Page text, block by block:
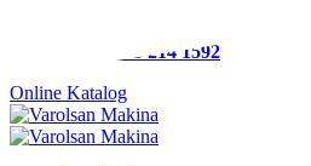
0543 214 1592
Online Katalog